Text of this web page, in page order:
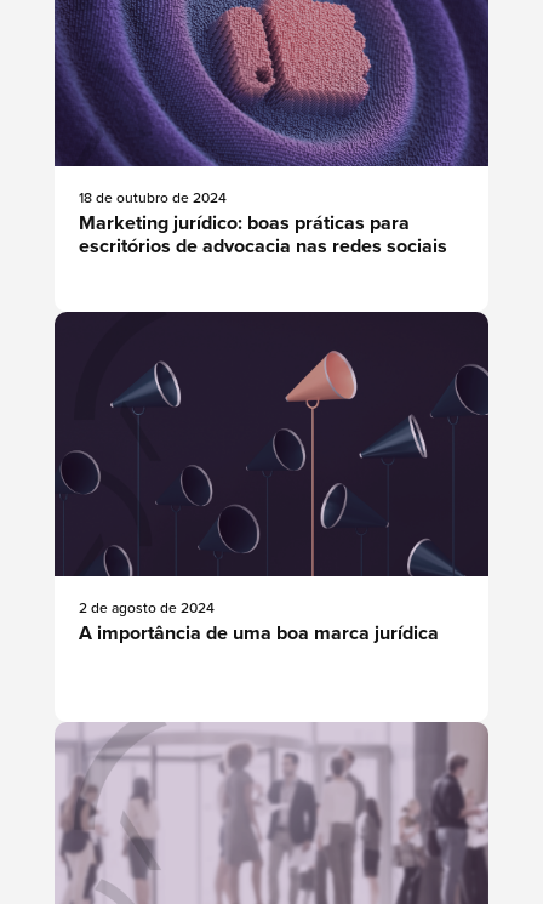
18 de outubro de 2024
Marketing jurídico: boas práticas para
escritórios de advocacia nas redes sociais
2 de agosto de 2024
A importância de uma boa marca jurídica